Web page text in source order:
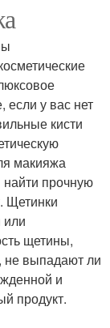
макияж
по макияжу
если у вас нет
кисти
макияжа
найти прочную
Щетинки
щетины,
не выпадают ли
и
продукт.